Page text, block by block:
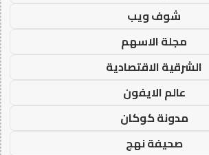
شوف ويب
مجلة الاسهم
الشرقية الاقتصادية
عالم الايفون
مدونة كوكان
صحيفة نهج